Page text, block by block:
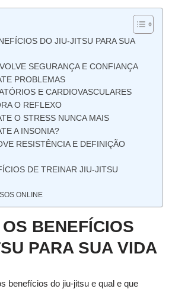
DO JIU-JITSU PARA SUA
SEGURANÇA E CONFIANÇA
PROBLEMAS
E CARDIOVASCULARES
O REFLEXO
O STRESS NUNCA MAIS
A INSONIA?
RESISTÊNCIA E DEFINIÇÃO
DE TREINAR JIU-JITSU
ONLINE
BENEFÍCIOS
PARA SUA VIDA
benefícios do jiu-jitsu e qual e que